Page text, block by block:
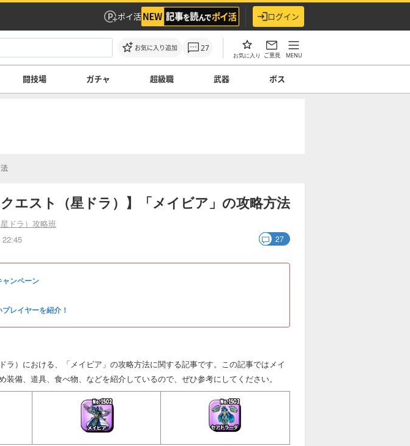
ポイ活 ログイン
お気に入り追加 27
お気に入り ご意見 MENU
闘技場 ガチャ 超級職 武器 ボス
クエスト（星ドラ）】「メイビア」の攻略方法
ドラ）攻略班
22:45
27
ンペーン
レイヤーを紹介！
ラ）における、「メイビア」の攻略方法に関する記事です。この記事ではメイ
装備、道具、食べ物、などを紹介しているので、ぜひ参考にしてください。